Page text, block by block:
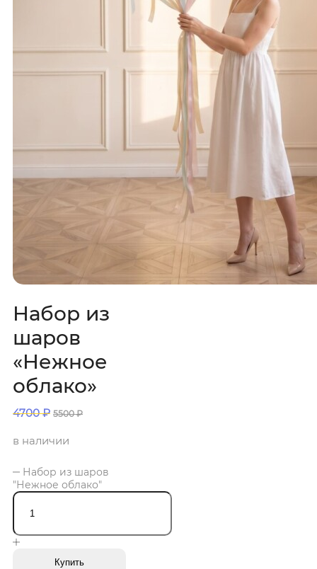
Набор из
шаров
«Нежное
облако»
4700₽ 5500₽
в наличии
Набор из шаров
"Нежное облако"
Купить